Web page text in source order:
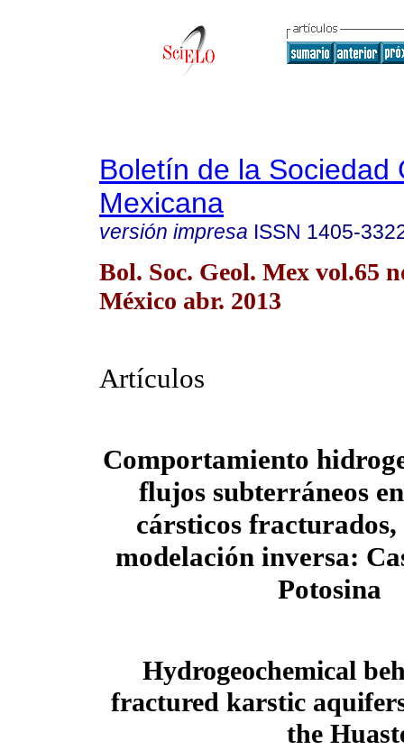
Boletín de la Sociedad
Mexicana
versión impresa ISSN 1405-
Bol. Soc. Geol. Mex vol.65
México abr. 2013
Artículos
Comportamiento
flujos subterráneos
cársticos
modelación inversa:
Potosina
Hydrogeochemical
fractured karstic
the